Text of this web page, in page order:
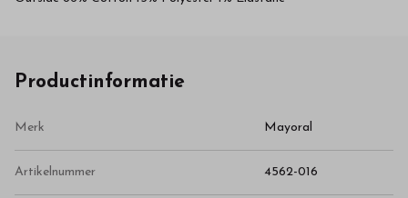
Productinformatie
Merk Mayoral
Artikelnummer 4562-016